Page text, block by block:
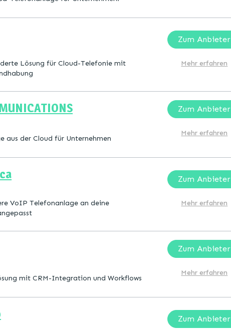
Lösung für Cloud-Telefonie mit
Zum Anbieter
Mehr erfahren
aus der Cloud für Unternehmen
Zum Anbieter
Mehr erfahren
VoIP Telefonanlage an deine
Zum Anbieter
Mehr erfahren
mit CRM-Integration und Workflows
Zum Anbieter
Mehr erfahren
Zum Anbieter